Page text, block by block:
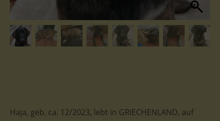
Haja, geb. ca. 12/2023, lebt in GRIECHENLAND, auf